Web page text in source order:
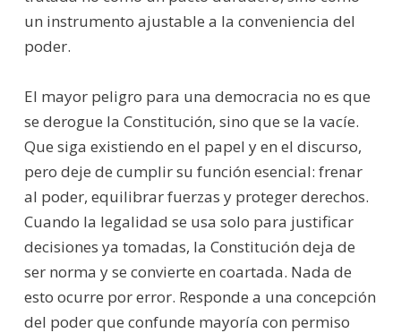
un instrumento ajustable a la conveniencia del
poder.
El mayor peligro para una democracia no es que
se derogue la Constitución, sino que se la vacíe.
Que siga existiendo en el papel y en el discurso,
pero deje de cumplir su función esencial: frenar
al poder, equilibrar fuerzas y proteger derechos.
Cuando la legalidad se usa solo para justificar
decisiones ya tomadas, la Constitución deja de
ser norma y se convierte en coartada. Nada de
esto ocurre por error. Responde a una concepción
del poder que confunde mayoría con permiso